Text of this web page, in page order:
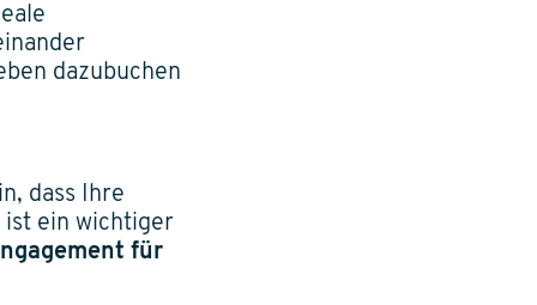
dazubuchen
dass Ihre
ein wichtiger
für